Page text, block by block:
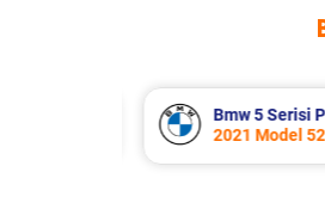
Renault
2021